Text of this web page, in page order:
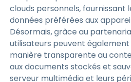
clouds personnels, fournissant
données préférées aux
Désormais, grâce au
utilisateurs peuvent
manière transparente au
aux documents stockés et
serveur multimédia et leurs